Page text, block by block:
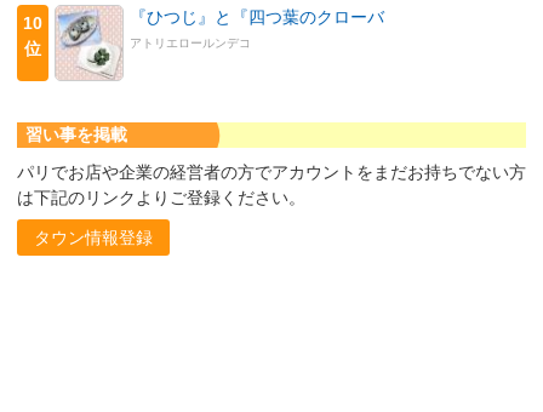
10
位
『ひつじ』と『四つ葉のクローバ
アトリエロールンデコ
習い事を掲載
パリでお店や企業の経営者の方でアカウントをまだお持ちでない方
は下記のリンクよりご登録ください。
タウン情報登録